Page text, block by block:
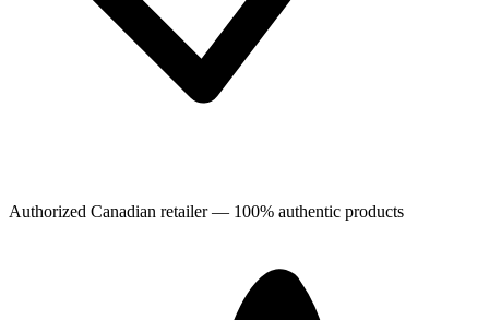
Authorized Canadian retailer — 100% authentic products